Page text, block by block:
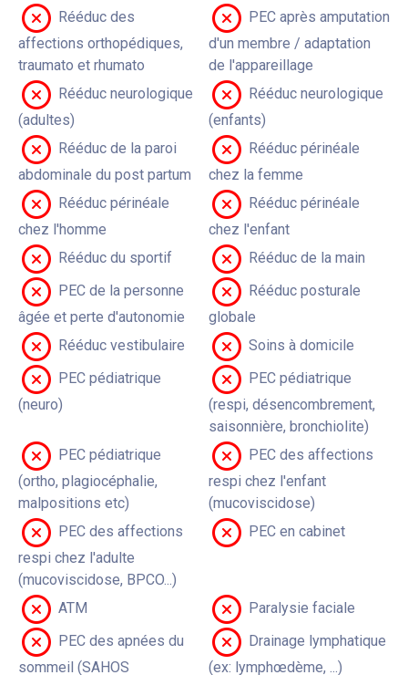
Rééduc des
affections orthopédiques,
traumato et rhumato
PEC après amputation
d'un membre / adaptation
de l'appareillage
Rééduc neurologique
(adultes)
Rééduc neurologique
(enfants)
Rééduc de la paroi
abdominale du post partum
Rééduc périnéale
chez la femme
Rééduc périnéale
chez l'homme
Rééduc périnéale
chez l'enfant
Rééduc du sportif
Rééduc de la main
PEC de la personne
âgée et perte d'autonomie
Rééduc posturale
globale
Rééduc vestibulaire
Soins à domicile
PEC pédiatrique
(neuro)
PEC pédiatrique
(respi, désencombrement,
saisonnière, bronchiolite)
PEC pédiatrique
(ortho, plagiocéphalie,
malpositions etc)
PEC des affections
respi chez l'enfant
(mucoviscidose)
PEC des affections
respi chez l'adulte
(mucoviscidose, BPCO...)
PEC en cabinet
ATM
Paralysie faciale
PEC des apnées du
sommeil (SAHOS
Drainage lymphatique
(ex: lymphœdème, ...)